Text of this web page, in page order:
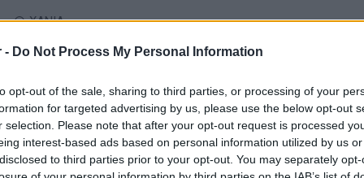
- Do Not Process My Personal Information
opt-out of the sale, sharing to third parties, or processing of your
for targeted advertising by us, please use the below opt-out
selection. Please note that after your opt-out request is processed
interest-based ads based on personal information utilized by us
to third parties prior to your opt-out. You may separately
ΧΑΝΙΑ
23/07/2026
Be an Insurance Agent! - ERGOHellas
Ασφαλιστικά - Real Estate